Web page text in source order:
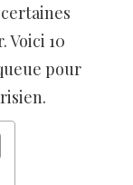
Voici 10
pour